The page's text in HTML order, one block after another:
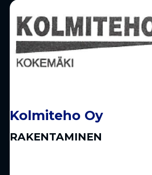
Kolmiteho Oy
RAKENTAMINEN